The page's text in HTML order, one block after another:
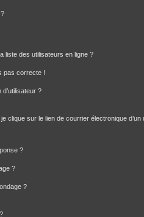
liste des utilisateurs en ligne ?
pas correcte !
?
clique sur le lien de courrier électronique d’un
?
?
?